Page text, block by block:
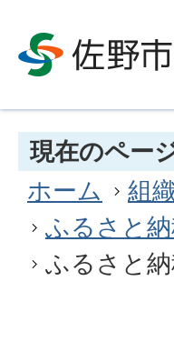
現在のペー
ホーム
組
ふるさと
ふるさと